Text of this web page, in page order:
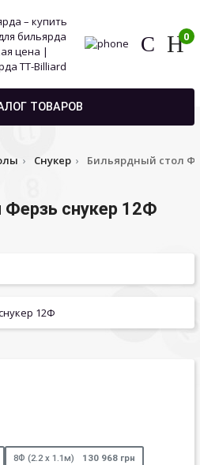
0
ТОВАРОВ
Снукер Бильярдный стол
снукер 12Ф
8Ф (2.2 х 1.1м) 130 968 грн